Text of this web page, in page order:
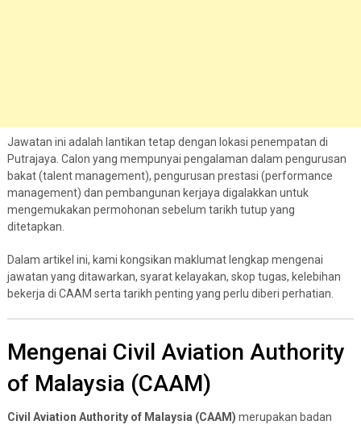
Jawatan ini adalah lantikan tetap dengan lokasi penempatan di
Putrajaya. Calon yang mempunyai pengalaman dalam pengurusan
bakat (talent management), pengurusan prestasi (performance
management) dan pembangunan kerjaya digalakkan untuk
mengemukakan permohonan sebelum tarikh tutup yang
ditetapkan.
Dalam artikel ini, kami kongsikan maklumat lengkap mengenai
jawatan yang ditawarkan, syarat kelayakan, skop tugas, kelebihan
bekerja di CAAM serta tarikh penting yang perlu diberi perhatian.
Mengenai Civil Aviation Authority
of Malaysia (CAAM)
Civil Aviation Authority of Malaysia (CAAM) merupakan badan